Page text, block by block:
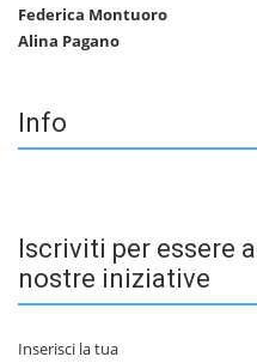
Federica Montuoro
Alina Pagano
Info
Iscriviti per essere
nostre iniziative
Inserisci la tua